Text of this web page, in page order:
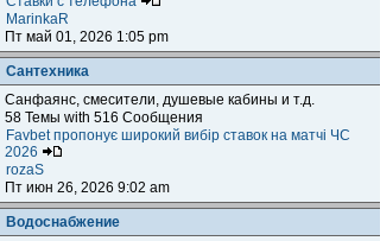
MarinkaR
Пт май 01, 2026 1:05 pm
Сантехника
Санфаянс, смесители, душевые кабины и т.д.
58 Темы with 516 Сообщения
Favbet пропонує широкий вибір ставок на матчі ЧС
2026
rozaS
Пт июн 26, 2026 9:02 am
Водоснабжение